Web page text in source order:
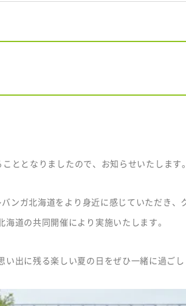
ととなりましたので、お知らせいたします。
ンガ北海道をより身近に感じていただき、
道の共同開催により実施いたします。
出に残る楽しい夏の日をぜひ一緒に過ごし